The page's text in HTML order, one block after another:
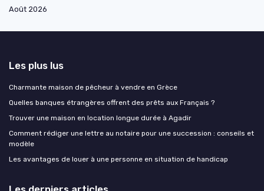
Août 2026
Les plus lus
Charmante maison de pêcheur à vendre en Grèce
Quelles banques étrangères offrent des prêts aux Français ?
Trouver une maison en location longue durée à Agadir
Comment rédiger une lettre au notaire pour une succession : conseils et
modèle
Les avantages de louer à une personne en situation de handicap